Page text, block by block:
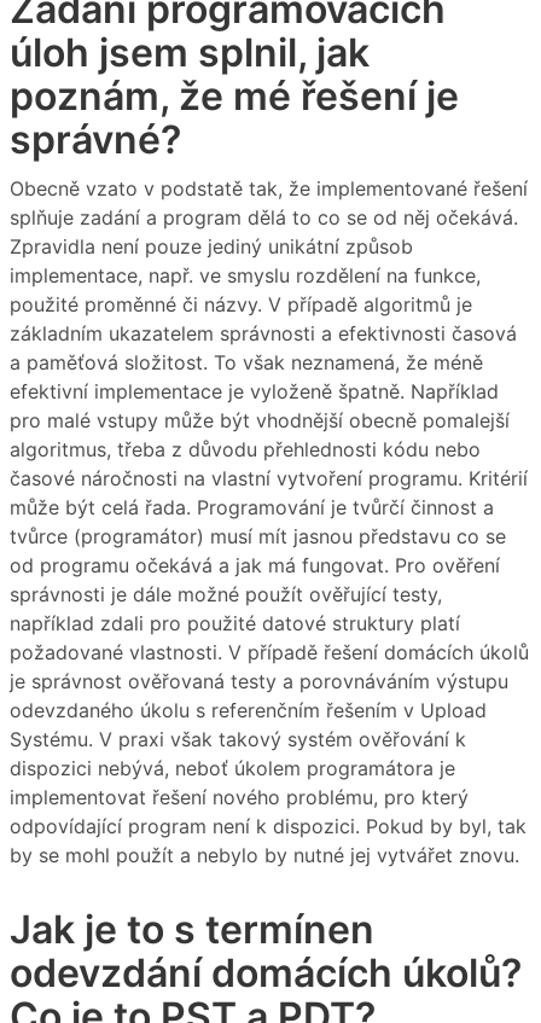
úloh jsem splnil, jak
poznám, že mé řešení je
správné?
Obecně vzato v podstatě tak, že implementované řešení
splňuje zadání a program dělá to co se od něj očekává.
Zpravidla není pouze jediný unikátní způsob
implementace, např. ve smyslu rozdělení na funkce,
použité proměnné či názvy. V případě algoritmů je
základním ukazatelem správnosti a efektivnosti časová
a paměťová složitost. To však neznamená, že méně
efektivní implementace je vyloženě špatně. Například
pro malé vstupy může být vhodnější obecně pomalejší
algoritmus, třeba z důvodu přehlednosti kódu nebo
časové náročnosti na vlastní vytvoření programu. Kritérií
může být celá řada. Programování je tvůrčí činnost a
tvůrce (programátor) musí mít jasnou představu co se
od programu očekává a jak má fungovat. Pro ověření
správnosti je dále možné použít ověřující testy,
například zdali pro použité datové struktury platí
požadované vlastnosti. V případě řešení domácích úkolů
je správnost ověřovaná testy a porovnáváním výstupu
odevzdaného úkolu s referenčním řešením v Upload
Systému. V praxi však takový systém ověřování k
dispozici nebývá, neboť úkolem programátora je
implementovat řešení nového problému, pro který
odpovídající program není k dispozici. Pokud by byl, tak
by se mohl použít a nebylo by nutné jej vytvářet znovu.
Jak je to s termínen
odevzdání domácích úkolů?